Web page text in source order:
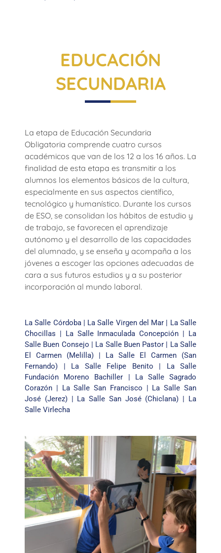
EDUCACIÓN
SECUNDARIA
La etapa de Educación Secundaria
Obligatoria comprende cuatro cursos
académicos que van de los 12 a los 16 años. La
finalidad de esta etapa es transmitir a los
alumnos los elementos básicos de la cultura,
especialmente en sus aspectos científico,
tecnológico y humanístico. Durante los cursos
de ESO, se consolidan los hábitos de estudio y
de trabajo, se favorecen el aprendizaje
autónomo y el desarrollo de las capacidades
del alumnado, y se enseña y acompaña a los
jóvenes a escoger las opciones adecuadas de
cara a sus futuros estudios y a su posterior
incorporación al mundo laboral.
La Salle Córdoba| La Salle Virgen del Mar | La Salle
Chocillas | La Salle Inmaculada Concepción | La
Salle Buen Consejo | La Salle Buen Pastor | La Salle
El Carmen (Melilla) | La Salle El Carmen (San
Fernando) | La Salle Felipe Benito | La Salle
Fundación Moreno Bachiller | La Salle Sagrado
Corazón | La Salle San Francisco | La Salle San
José (Jerez)| La Salle San José (Chiclana) | La
Salle Virlecha